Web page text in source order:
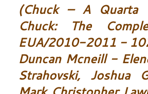
(Chuck – A Quarta
Chuck: The
EUA/2010-2011 -
Duncan Mcneill -
Strahovski, Joshua